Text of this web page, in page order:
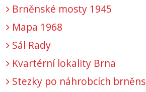
Brněnské mosty 1945
Mapa 1968
Sál Rady
Kvartérní lokality Brna
Stezky po náhrobcích